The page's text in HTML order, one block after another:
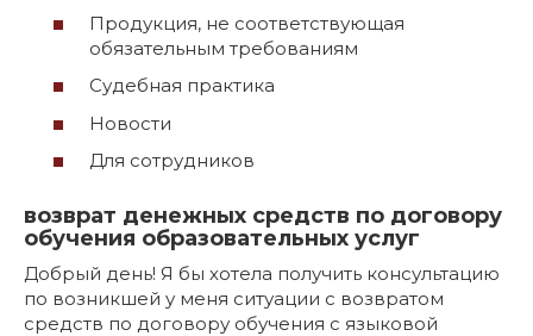
Продукция, не соответствующая
обязательным требованиям
Судебная практика
Новости
Для сотрудников
возврат денежных средств по договору
обучения образовательных услуг
Добрый день! Я бы хотела получить консультацию
по возникшей у меня ситуации с возвратом
средств по договору обучения с языковой